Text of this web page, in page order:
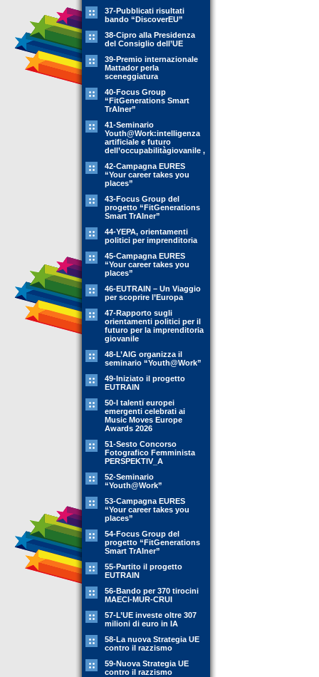
37-Pubblicati risultati
bando “DiscoverEU”
38-Cipro alla Presidenza
del Consiglio dell’UE
39-Premio internazionale
Mattador perla
sceneggiatura
40-Focus Group
“FitGenerations Smart
TrAIner”
41-Seminario
Youth@Work:intelligenza
artificiale e futuro
dell’occupabilitàgiovanile ,
42-Campagna EURES
“Your career takes you
places”
43-Focus Group del
progetto “FitGenerations
Smart TrAIner”
44-YEPA, orientamenti
politici per imprenditoria
45-Campagna EURES
“Your career takes you
places”
46-EUTRAIN – Un Viaggio
per scoprire l’Europa
47-Rapporto sugli
orientamenti politici per il
futuro per la imprenditoria
giovanile
48-L’AIG organizza il
seminario “Youth@Work”
49-Iniziato il progetto
EUTRAIN
50-I talenti europei
emergenti celebrati ai
Music Moves Europe
Awards 2026
51-Sesto Concorso
Fotografico Femminista
PERSPEKTIV_A
52-Seminario
“Youth@Work”
53-Campagna EURES
“Your career takes you
places”
54-Focus Group del
progetto “FitGenerations
Smart TrAIner”
55-Partito il progetto
EUTRAIN
56-Bando per 370 tirocini
MAECI-MUR-CRUI
57-L’UE investe oltre 307
milioni di euro in IA
58-La nuova Strategia UE
contro il razzismo
59-Nuova Strategia UE
contro il razzismo